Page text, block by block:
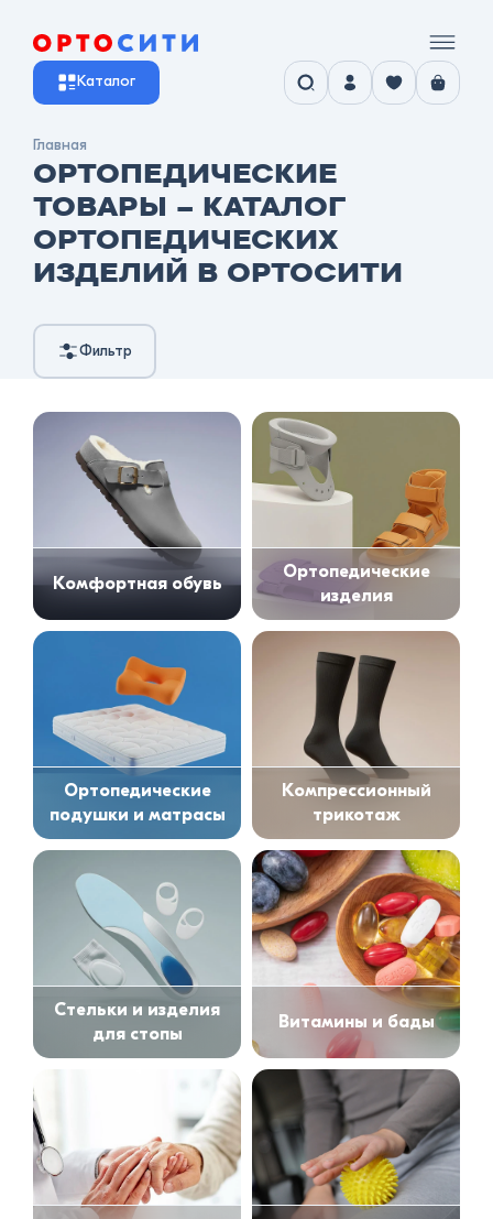
Каталог
Главная
ОРТОПЕДИЧЕСКИЕ
ТОВАРЫ – КАТАЛОГ
ОРТОПЕДИЧЕСКИХ
ИЗДЕЛИЙ В ОРТОСИТИ
Фильтр
Комфортная обувь
Ортопедические
изделия
Ортопедические
подушки и матрасы
Компрессионный
трикотаж
Cтельки и изделия
для стопы
Витамины и бады